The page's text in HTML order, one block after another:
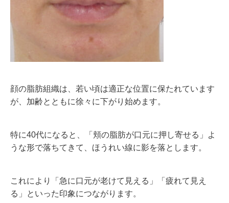
顔の脂肪組織は、若い頃は適正な位置に保たれています
が、加齢とともに徐々に下がり始めます。
特に40代になると、「頬の脂肪が口元に押し寄せる」よ
うな形で落ちてきて、ほうれい線に影を落とします。
これにより「急に口元が老けて見える」「疲れて見え
る」といった印象につながります。